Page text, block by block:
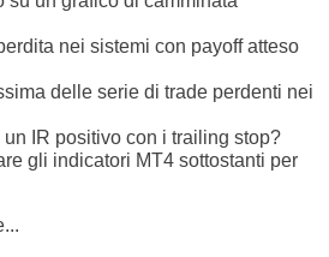
nei sistemi con payoff atteso
delle serie di trade perdenti nei
IR positivo con i trailing stop?
gli indicatori MT4 sottostanti per